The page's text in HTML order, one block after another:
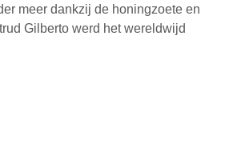
meer dankzij de honingzoete en
Gilberto werd het wereldwijd